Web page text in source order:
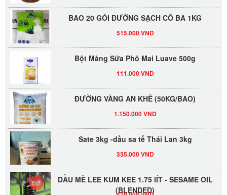
BAO 20 GÓI ĐƯỜNG SẠCH CÔ BA 1KG
Bột Màng Sữa Phô Mai Luave 500g
ĐƯỜNG VÀNG AN KHÊ (50KG/BAO)
Sate 3kg -dầu sa tế Thái Lan 3kg
DẦU MÈ LEE KUM KEE 1.75 lÍT - SESAME OIL
(BLENDED)
479.000 VND